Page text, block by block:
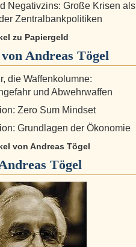
Negativzins: Große Krisen als
Zentralbankpolitiken
zu Papiergeld
Andreas Tögel
die Waffenkolumne:
und Abwehrwaffen
Zero Sum Mindset
Grundlagen der Ökonomie
von Andreas Tögel
Tögel